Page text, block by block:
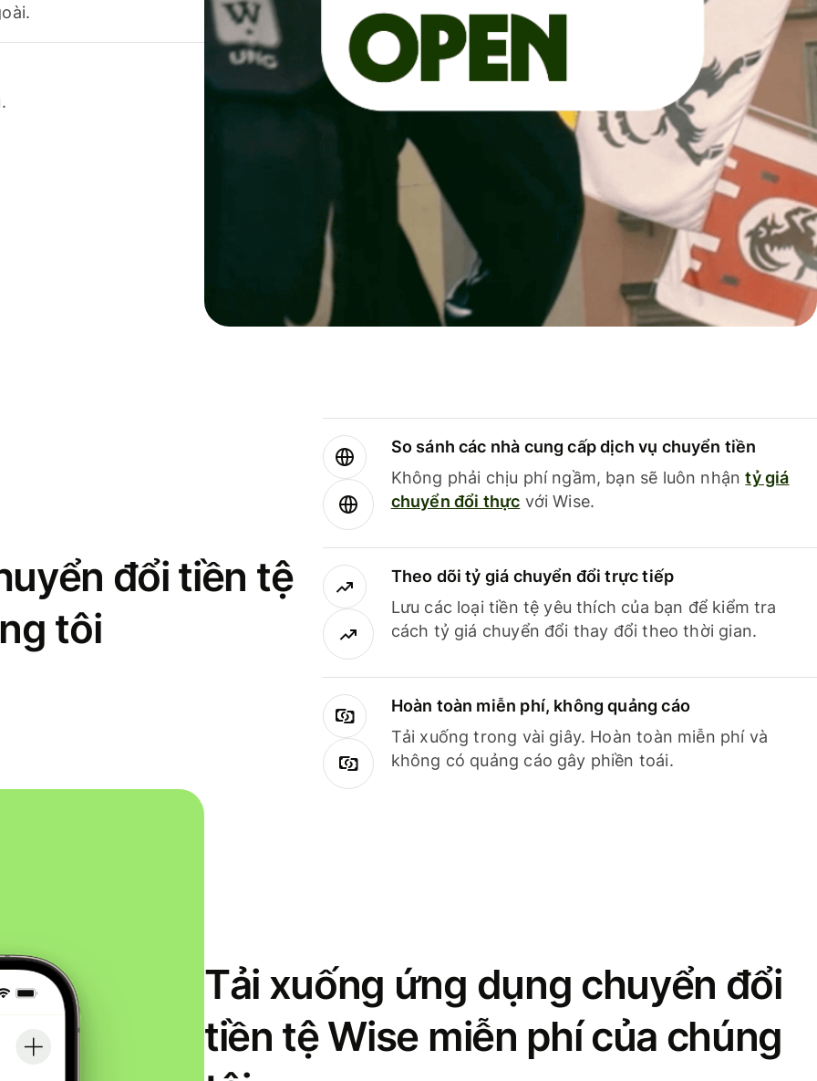
đổi tiền tệ
tôi
So sánh các nhà cung cấp dịch vụ chuyển tiền
Không phải chịu phí ngầm, bạn sẽ luôn nhậntỷ giá
chuyển đổi thực với Wise.
Theo dõi tỷ giá chuyển đổi trực tiếp
Lưu các loại tiền tệ yêu thích của bạn để kiểm tra
cách tỷ giá chuyển đổi thay đổi theo thời gian.
Hoàn toàn miễn phí, không quảng cáo
Tải xuống trong vài giây. Hoàn toàn miễn phí và
không có quảng cáo gây phiền toái.
Tải xuống ứng dụng chuyển đổi
tiền tệ Wise miễn phí của chúng